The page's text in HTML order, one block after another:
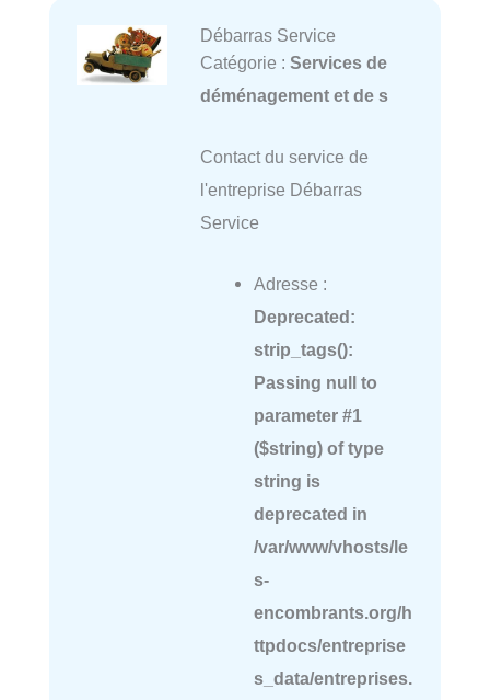
Débarras Service
Catégorie : Services de
déménagement et de s
Contact du service de
l'entreprise Débarras
Service
Adresse :
Deprecated :
strip_tags():
Passing null to
parameter #1
($string) of type
string is
deprecated in
/var/www/vhosts/le
s-
encombrants.org/h
ttpdocs/entreprise
s_data/entreprises.